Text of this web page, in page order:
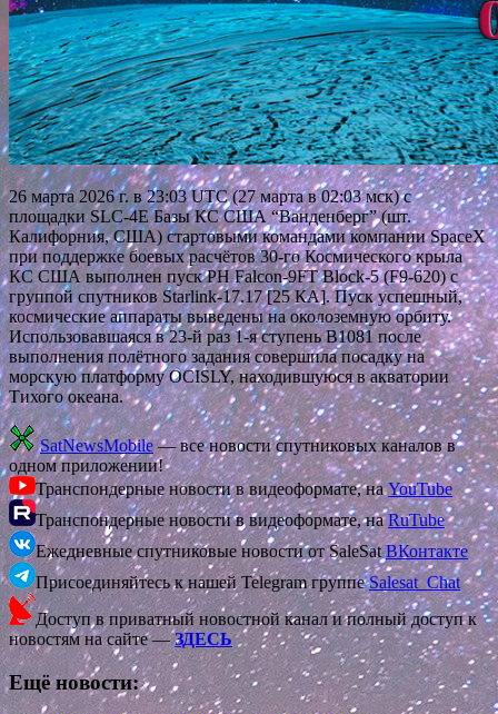
26 марта 2026 г. в 23:03 UTC (27 марта в 02:03 мск) с
площадки SLC-4Е Базы КС США “Ванденберг” (шт.
Калифорния, США) стартовыми командами компании SpaceX
при поддержке боевых расчётов 30-го Космического крыла
КС США выполнен пуск РН Falcon-9FT Block-5 (F9-620) с
группой спутников Starlink-17.17 [25 КА]. Пуск успешный,
космические аппараты выведены на околоземную орбиту.
Использовавшаяся в 23-й раз 1-я ступень В1081 после
выполнения полётного задания совершила посадку на
морскую платформу OCISLY, находившуюся в акватории
Тихого океана.
SatNewsMobile— все новости спутниковых каналов в
одном приложении!
Транспондерные новости в видеоформате, наYouTube
Транспондерные новости в видеоформате, наRuTube
Ежедневные спутниковые новости от SaleSatВКонтакте
Присоединяйтесь к нашей Telegram группеSalesat_Chat
Доступ в приватный новостной канал и полный доступ к
новостям на сайте —ЗДЕСЬ
Ещё новости: